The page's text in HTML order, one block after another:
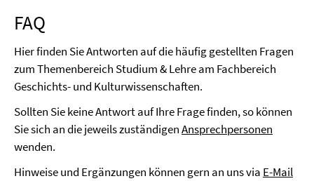
FAQ
Hier finden Sie Antworten auf die häufig gestellten Fragen
zum Themenbereich Studium & Lehre am Fachbereich
Geschichts- und Kulturwissenschaften.
Sollten Sie keine Antwort auf Ihre Frage finden, so können
Sie sich an die jeweils zuständigenAnsprechpersonen
wenden.
Hinweise und Ergänzungen können gern an uns via E-Mail